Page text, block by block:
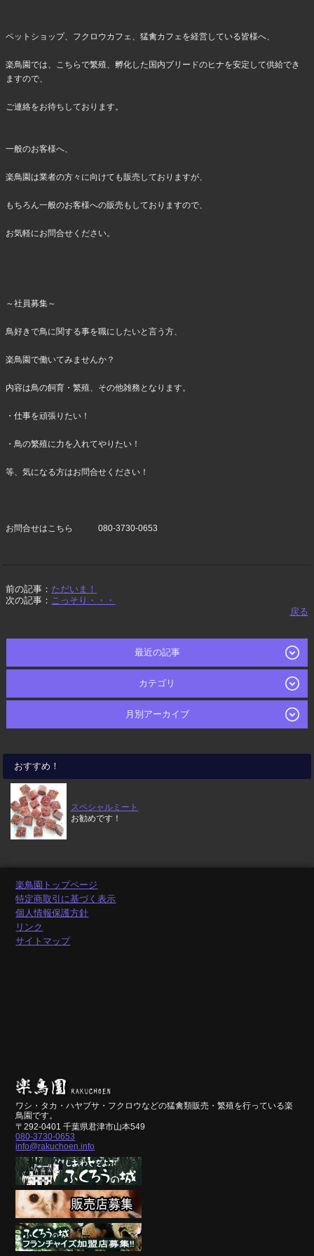
ペットショップ、フクロウカフェ、猛禽カフェを経営している皆様へ、
楽鳥園では、こちらで繁殖、孵化した国内ブリードのヒナを安定して供給でき
ますので、
ご連絡をお待ちしております。
一般のお客様へ、
楽鳥園は業者の方々に向けても販売しておりますが、
もちろん一般のお客様への販売もしておりますので、
お気軽にお問合せください。
～社員募集～
鳥好きで鳥に関する事を職にしたいと言う方、
楽鳥園で働いてみませんか？
内容は鳥の飼育・繁殖、その他雑務となります。
・仕事を頑張りたい！
・鳥の繁殖に力を入れてやりたい！
等、気になる方はお問合せください！
お問合せはこちら 080-3730-0653
前の記事： ただいま！
次の記事： こっそり・・・
戻る
最近の記事
カテゴリ
月別アーカイブ
おすすめ！
スペシャルミート
お勧めです！
楽鳥園トップページ
特定商取引に基づく表示
個人情報保護方針
リンク
サイトマップ
ワシ・タカ・ハヤブサ・フクロウなどの猛禽類販売・繁殖を行っている楽
鳥園です。
〒292-0401 千葉県君津市山本549
080-3730-0653
info@rakuchoen.info